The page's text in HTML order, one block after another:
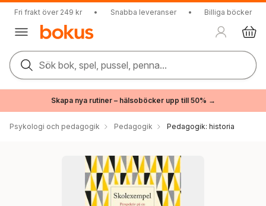
Fri frakt över 249 kr • Snabba leveranser • Billiga böcker
Sök bok, spel, pussel, penna...
Skapa nya rutiner – hälsoböcker upp till 50% →
Psykologi och pedagogik Pedagogik Pedagogik: historia